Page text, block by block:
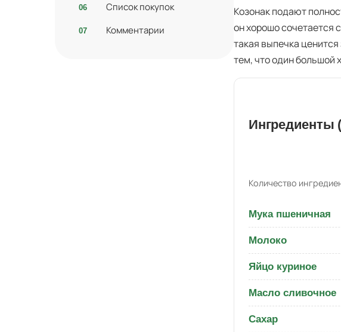
Список покупок
Комментарии
Козонак подают
он хорошо сочетается
такая выпечка
тем, что один большой
Ингредиенты
Количество
Мука пшеничная
Молоко
Яйцо куриное
Масло сливочное
Сахар